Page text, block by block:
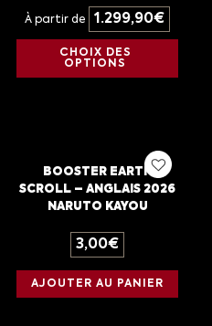
À partir de 1.299,90€
CHOIX DES
OPTIONS
BOOSTER EARTH
SCROLL – ANGLAIS 2026
NARUTO KAYOU
3,00€
AJOUTER AU PANIER